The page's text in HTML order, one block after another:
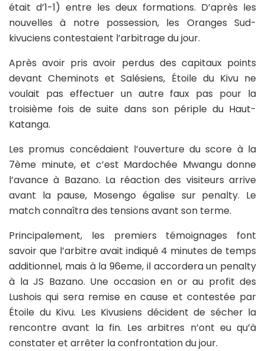
était d’1-1) entre les deux formations. D’après les
nouvelles à notre possession, les Oranges Sud-
kivuciens contestaient l’arbitrage du jour.
Après avoir pris avoir perdus des capitaux points
devant Cheminots et Salésiens, Étoile du Kivu ne
voulait pas effectuer un autre faux pas pour la
troisième fois de suite dans son périple du Haut-
Katanga.
Les promus concédaient l’ouverture du score à la
7ème minute, et c’est Mardochée Mwangu donne
l’avance à Bazano. La réaction des visiteurs arrive
avant la pause, Mosengo égalise sur penalty. Le
match connaîtra des tensions avant son terme.
Principalement, les premiers témoignages font
savoir que l’arbitre avait indiqué 4 minutes de temps
additionnel, mais à la 96eme, il accordera un penalty
à la JS Bazano. Une occasion en or au profit des
Lushois qui sera remise en cause et contestée par
Étoile du Kivu. Les Kivusiens décident de sécher la
rencontre avant la fin. Les arbitres n’ont eu qu’à
constater et arrêter la confrontation du jour.